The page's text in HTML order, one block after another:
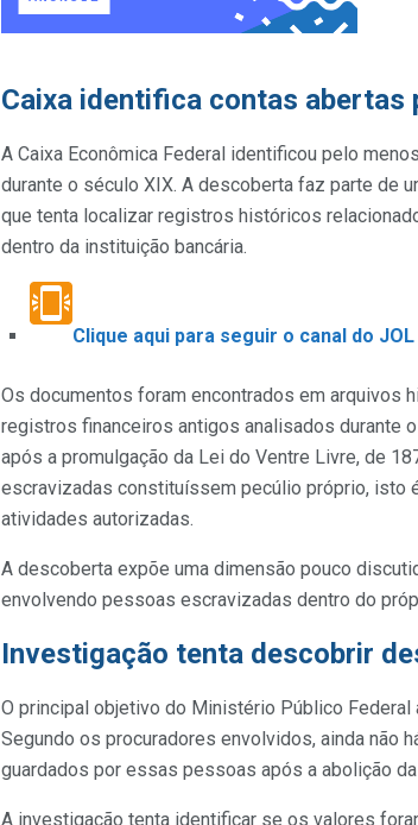
Caixa identifica contas abertas
A Caixa Econômica Federal identificou pelo
durante o século XIX. A descoberta faz parte de
que tenta localizar registros históricos
dentro da instituição bancária.
Clique aqui para seguir o canal do JOL
Os documentos foram encontrados em arquivos
registros financeiros antigos analisados durante
após a promulgação da Lei do Ventre Livre, de
escravizadas constituíssem pecúlio próprio, isto
atividades autorizadas.
A descoberta expõe uma dimensão pouco
envolvendo pessoas escravizadas dentro do
Investigação tenta descobrir
O principal objetivo do Ministério Público
Segundo os procuradores envolvidos, ainda não
guardados por essas pessoas após a abolição
A investigação tenta identificar se os valores